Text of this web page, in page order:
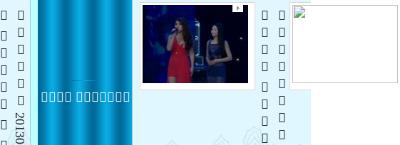
 20130109  